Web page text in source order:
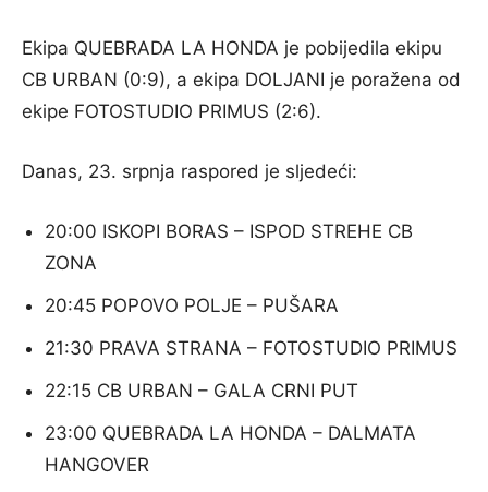
Ekipa QUEBRADA LA HONDA je pobijedila ekipu
CB URBAN (0:9), a ekipa DOLJANI je poražena od
ekipe FOTOSTUDIO PRIMUS (2:6).
Danas, 23. srpnja raspored je sljedeći:
20:00 ISKOPI BORAS – ISPOD STREHE CB
ZONA
20:45 POPOVO POLJE – PUŠARA
21:30 PRAVA STRANA – FOTOSTUDIO PRIMUS
22:15 CB URBAN – GALA CRNI PUT
23:00 QUEBRADA LA HONDA – DALMATA
HANGOVER